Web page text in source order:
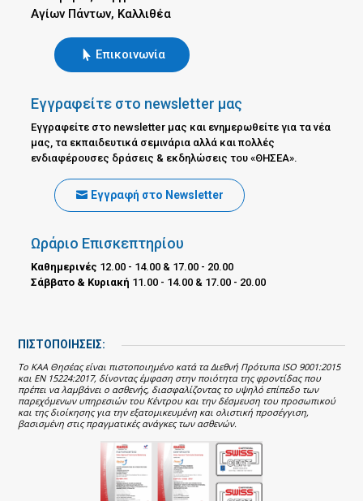
Αγίων Πάντων, Καλλιθέα
Επικοινωνία
Εγγραφείτε στο newsletter μας
Εγγραφείτε στο newsletter μας και ενημερωθείτε για τα νέα
μας, τα εκπαιδευτικά σεμινάρια αλλά και πολλές
ενδιαφέρουσες δράσεις & εκδηλώσεις του «ΘΗΣΕΑ».
Εγγραφή στο Newsletter
Ωράριο Επισκεπτηρίου
Καθημερινές 12.00 - 14.00 & 17.00 - 20.00
Σάββατο & Κυριακή 11.00 - 14.00 & 17.00 - 20.00
ΠΙΣΤΟΠΟΙΗΣΕΙΣ:
Το ΚΑΑ Θησέας είναι πιστοποιημένο κατά τα Διεθνή Πρότυπα ISO 9001:2015
και EN 15224:2017, δίνοντας έμφαση στην ποιότητα της φροντίδας που
πρέπει να λαμβάνει ο ασθενής, διασφαλίζοντας το υψηλό επίπεδο των
παρεχόμενων υπηρεσιών του Κέντρου και την δέσμευση του προσωπικού
και της διοίκησης για την εξατομικευμένη και ολιστική προσέγγιση,
βασισμένη στις πραγματικές ανάγκες των ασθενών.